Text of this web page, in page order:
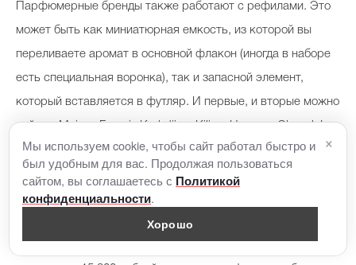
Парфюмерные бренды также работают с рефилами. Это
может быть как миниатюрная емкость, из которой вы
переливаете аромат в основной флакон (иногда в наборе
есть специальная воронка), так и запасной элемент,
который вставляется в футляр. И первые, и вторые можно
найти у Maison Francis Kurkdjian, Kilian, Hermes, Chanel, Le
Labo, Escentric Molecules, Floraiku и у многих других
брендов. Покупка рефила здесь решает несколько задач:
существенная экономия и возможность взять аромат в
путешествие. Для сравнения, стоимость рефила объемом
Мы используем cookie, чтобы сайт работал быстро и
был удобным для вас. Продолжая пользоваться
сайтом, вы соглашаетесь с Политикой
конфиденциальности.
Хорошо
×